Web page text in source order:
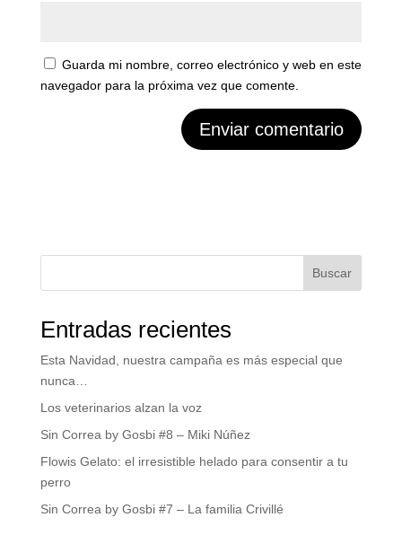
Guarda mi nombre, correo electrónico y web en este
navegador para la próxima vez que comente.
Buscar
Entradas recientes
Esta Navidad, nuestra campaña es más especial que
nunca…
Los veterinarios alzan la voz
Sin Correa by Gosbi #8 – Miki Núñez
Flowis Gelato: el irresistible helado para consentir a tu
perro
Sin Correa by Gosbi #7 – La familia Crivillé